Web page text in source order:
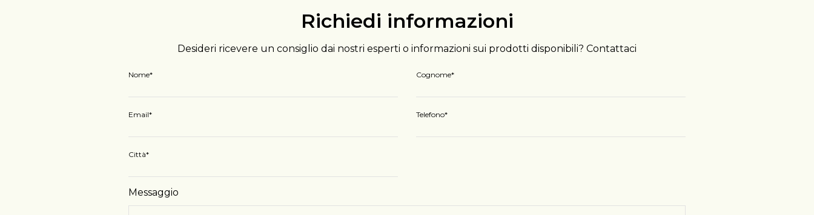
Richiedi informazioni
Desideri ricevere un consiglio dai nostri esperti o informazioni sui prodotti disponibili? Contattaci
Nome Cognome
Email Telefono
Città
Messaggio